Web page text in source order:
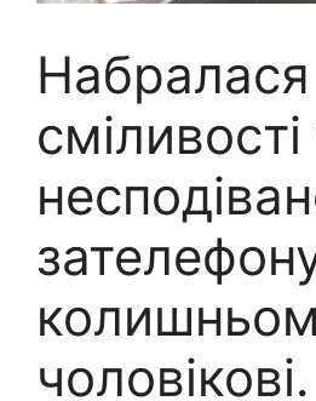
Набралася
сміливості